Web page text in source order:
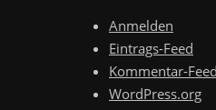
Anmelden
Eintrags-Feed
Kommentar-Feed
WordPress.org